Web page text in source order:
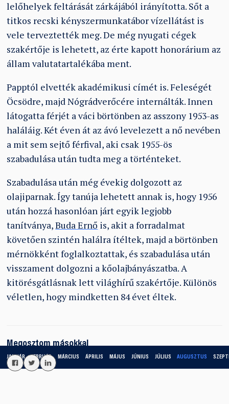
JANUÁR FEBRUÁR MÁRCIUS ÁPRILIS MÁJUS JÚNIUS JÚLIUS AUGUSZTUS
lelőhelyek feltárását zárkájából irányította. Sőt a
titkos recski kényszermunkatábor vízellátást is
vele terveztették meg. De még nyugati cégek
szakértője is lehetett, az érte kapott honorárium az
állam valutatartalékába ment.
Papptól elvették akadémikusi címét is. Feleségét
Öcsödre, majd Nógrádverőcére internálták. Innen
látogatta férjét a váci börtönben az asszony 1953-as
haláláig. Két éven át az ávó levelezett a nő nevében
a mit sem sejtő férfival, aki csak 1955-ös
szabadulása után tudta meg a történteket.
Szabadulása után még évekig dolgozott az
olajiparnak. Így tanúja lehetett annak is, hogy 1956
után hozzá hasonlóan járt egyik legjobb
tanítványa,Buda Ernő is, akit a forradalmat
követően szintén halálra ítéltek, majd a börtönben
mérnökként foglalkoztattak, és szabadulása után
visszament dolgozni a kőolajbányászatba. A
kitörésgátlásnak lett világhírű szakértője. Különös
véletlen, hogy mindketten 84 évet éltek.
Megosztom másokkal